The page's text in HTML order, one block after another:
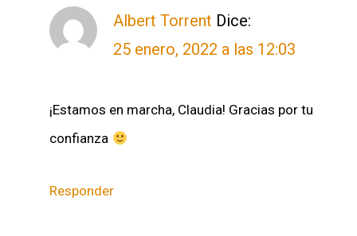
Albert Torrent Dice:
25 enero, 2022 a las 12:03
¡Estamos en marcha, Claudia! Gracias por tu
confianza
Responder